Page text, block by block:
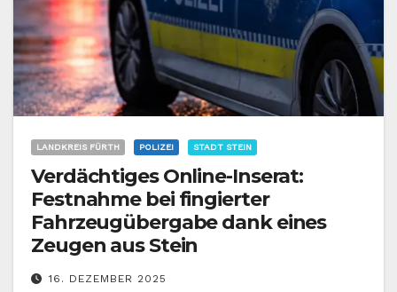
LANDKREIS FÜRTH POLIZEI STADT STEIN
Verdächtiges Online-Inserat:
Festnahme bei fingierter
Fahrzeugübergabe dank eines
Zeugen aus Stein
16. DEZEMBER 2025